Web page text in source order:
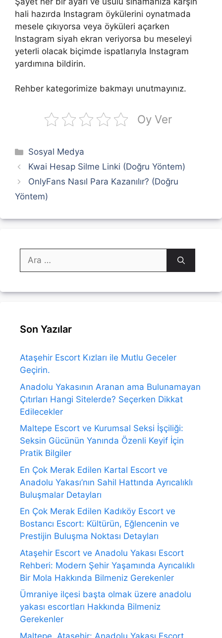
hali hazırda Instagram öykülerini oynatmada
mesele çıkıyorsa veya öyküleri açarken
Instagram siyah ekran veriyorsa bu meseleyi
yeterli olacak biçimde ispatlarıyla Instagram
yardımına bildirin.
Rehber kategorimize bakmayı unutmayınız.
Oy Ver
Kategoriler
Sosyal Medya
Kwai Hesap Silme Linki (Doğru Yöntem)
OnlyFans Nasıl Para Kazanılır? (Doğru
Yöntem)
için
Son Yazılar
Ataşehir Escort Kızları ile Mutlu Geceler
Geçirin.
Anadolu Yakasının Aranan ama Bulunamayan
Çıtırları Hangi Sitelerde? Seçerken Dikkat
Edilecekler
Maltepe Escort ve Kurumsal Seksi İşçiliği:
Seksin Gücünün Yanında Özenli Keyif İçin
Pratik Bilgiler
En Çok Merak Edilen Kartal Escort ve
Anadolu Yakası’nın Sahil Hattında Ayrıcalıklı
Buluşmalar Detayları
En Çok Merak Edilen Kadıköy Escort ve
Bostancı Escort: Kültürün, Eğlencenin ve
Prestijin Buluşma Noktası Detayları
Ataşehir Escort ve Anadolu Yakası Escort
Rehberi: Modern Şehir Yaşamında Ayrıcalıklı
Bir Mola Hakkında Bilmeniz Gerekenler
Ümraniye ilçesi başta olmak üzere anadolu
yakası escortları Hakkında Bilmeniz
Gerekenler
Maltepe, Ataşehir: Anadolu Yakası Escort